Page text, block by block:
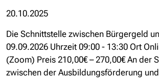
20.10.2025
Die Schnittstelle zwischen Bürgergeld
09.09.2026 Uhrzeit 09:00 - 13:30 Ort
(Zoom) Preis 210,00€ – 270,00€ An der
zwischen der Ausbildungsförderung